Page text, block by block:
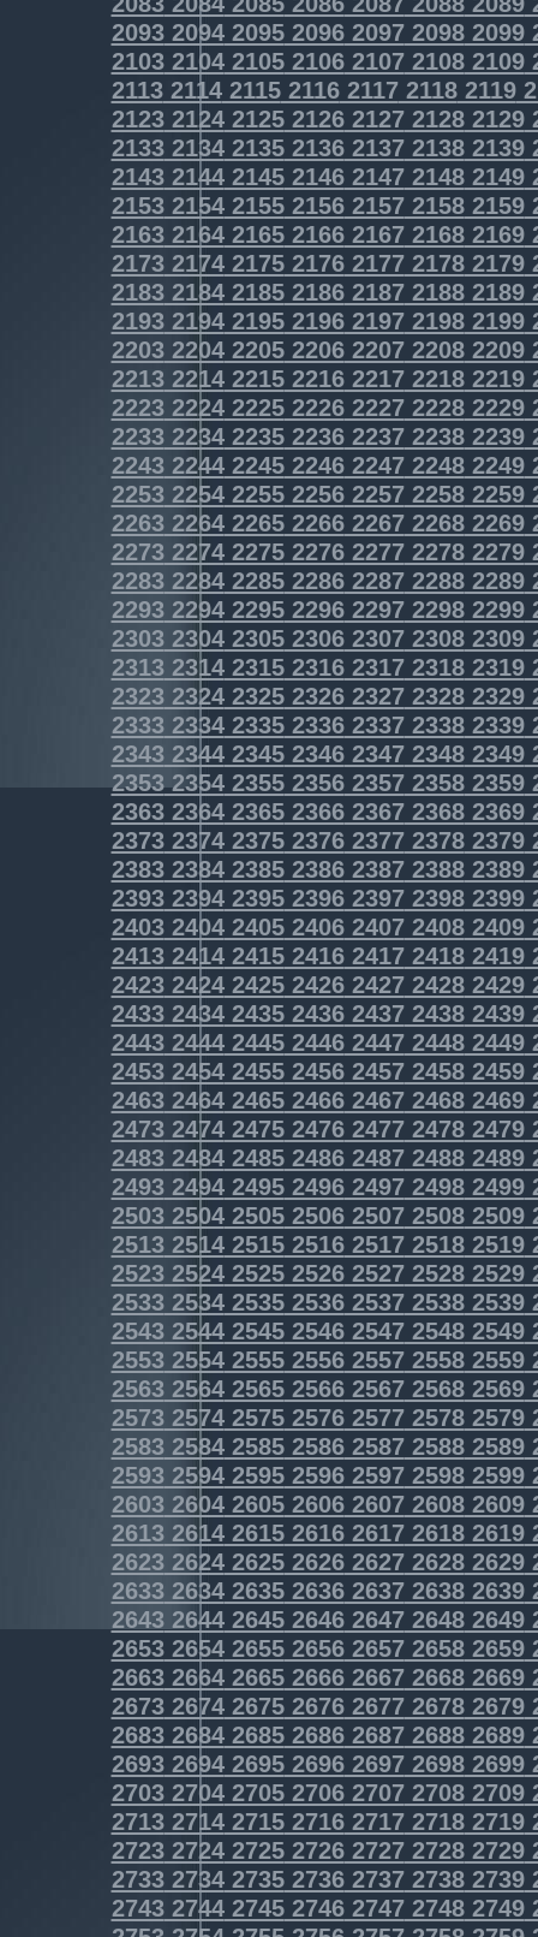
2093209420952096209720982099
2103210421052106210721082109
2113211421152116211721182119
2123212421252126212721282129
2133213421352136213721382139
2143214421452146214721482149
2153215421552156215721582159
2163216421652166216721682169
2173217421752176217721782179
2183218421852186218721882189
2193219421952196219721982199
2203220422052206220722082209
2213221422152216221722182219
2223222422252226222722282229
2233223422352236223722382239
2243224422452246224722482249
2253225422552256225722582259
2263226422652266226722682269
2273227422752276227722782279
2283228422852286228722882289
2293229422952296229722982299
2303230423052306230723082309
2313231423152316231723182319
2323232423252326232723282329
2333233423352336233723382339
2343234423452346234723482349
2353235423552356235723582359
2363236423652366236723682369
2373237423752376237723782379
2383238423852386238723882389
2393239423952396239723982399
2403240424052406240724082409
2413241424152416241724182419
2423242424252426242724282429
2433243424352436243724382439
2443244424452446244724482449
2453245424552456245724582459
2463246424652466246724682469
2473247424752476247724782479
2483248424852486248724882489
2493249424952496249724982499
2503250425052506250725082509
2513251425152516251725182519
2523252425252526252725282529
2533253425352536253725382539
2543254425452546254725482549
2553255425552556255725582559
2563256425652566256725682569
2573257425752576257725782579
2583258425852586258725882589
2593259425952596259725982599
2603260426052606260726082609
2613261426152616261726182619
2623262426252626262726282629
2633263426352636263726382639
2643264426452646264726482649
2653265426552656265726582659
2663266426652666266726682669
2673267426752676267726782679
2683268426852686268726882689
2693269426952696269726982699
2703270427052706270727082709
2713271427152716271727182719
2723272427252726272727282729
2733273427352736273727382739
2743274427452746274727482749